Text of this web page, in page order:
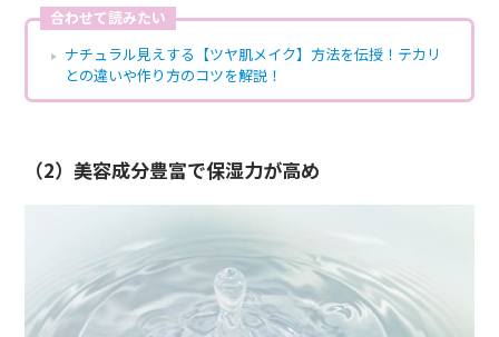
合わせて読みたい
ナチュラル見えする【ツヤ肌メイク】方法を伝授！テカリ
との違いや作り方のコツを解説！
（2）美容成分豊富で保湿力が高め